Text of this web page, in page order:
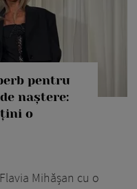
pentru
naștere:
o
Mihășan cu o